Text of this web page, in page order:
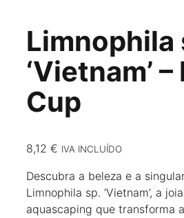
Limnophila
‘Vietnam’
Cup
8,12 € IVA INCLUÍDO
Descubra a beleza e a
Limnophila sp. ‘Vietnam’, a
aquascaping que transforma